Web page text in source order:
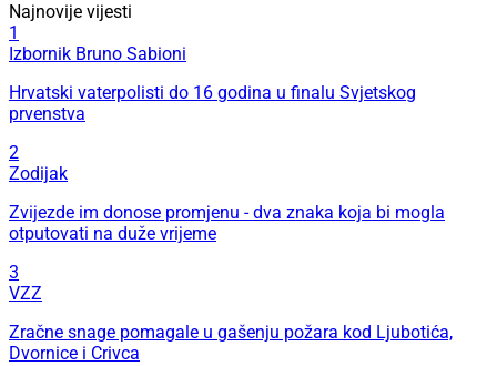
Najnovije vijesti
1
Izbornik Bruno Sabioni
Hrvatski vaterpolisti do 16 godina u finalu Svjetskog
prvenstva
2
Zodijak
Zvijezde im donose promjenu - dva znaka koja bi mogla
otputovati na duže vrijeme
3
VZZ
Zračne snage pomagale u gašenju požara kod Ljubotića,
Dvornice i Crivca